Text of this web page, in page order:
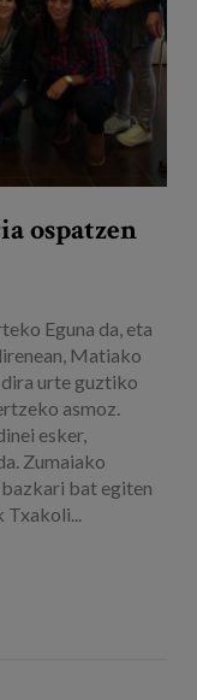
ospatzen
Eguna da, eta
Matiako
urte guztiko
asmoz.
esker,
Zumaiako
bat egiten
Txakoli...